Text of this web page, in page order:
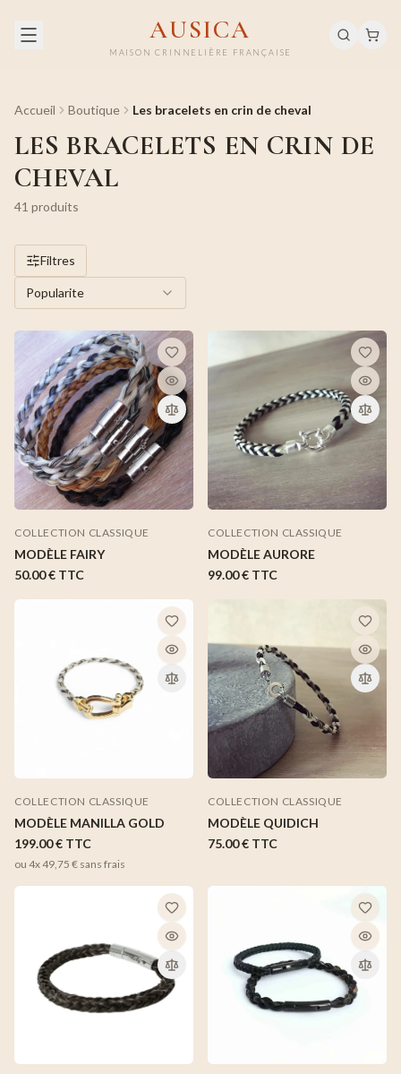
AUSICA
MAISON CRINNELIÈRE FRANÇAISE
Accueil Boutique Les bracelets en crin de cheval
LES BRACELETS EN CRIN DE
CHEVAL
41 produits
Filtres
Popularite
COLLECTION CLASSIQUE
MODÈLE FAIRY
50.00 € TTC
COLLECTION CLASSIQUE
MODÈLE AURORE
99.00 € TTC
COLLECTION CLASSIQUE
MODÈLE MANILLA GOLD
199.00 € TTC
ou 4x49,75 € sans frais
COLLECTION CLASSIQUE
MODÈLE QUIDICH
75.00 € TTC